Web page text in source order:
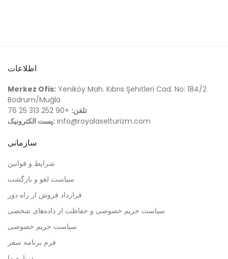
اطلاعات
Merkez Ofis: Yeniköy Mah. Kıbrıs Şehitleri Cad. No: 184/2
Bodrum/Muğla
تلفن: +90 252 313 25 76
پست الکترونیک: info@royalaselturizm.com
سازمانی
شرایط و قوانین
سیاست لغو و بازگشت
قرارداد فروش از راه دور
سیاست حریم خصوصی و حفاظت از داده‌های شخصی
سیاست حریم خصوصی
فرم برنامه سفر